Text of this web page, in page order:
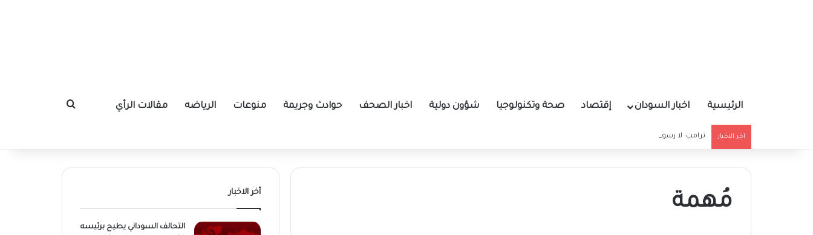
الرئيسية اخبار السودان إقتصاد صحة وتكنولوجيا شؤون دولية اخبار الصحف حوادث وجريمة منوعات الرياضه مقالات الرأي بحث عن
اخر الاخبار ترامب: لا رسوم عبور في مضيق هرمز إلا لصالح واشنطن
مُهمة أخر الاخبار
التحالف السوداني يطيح برئيسه